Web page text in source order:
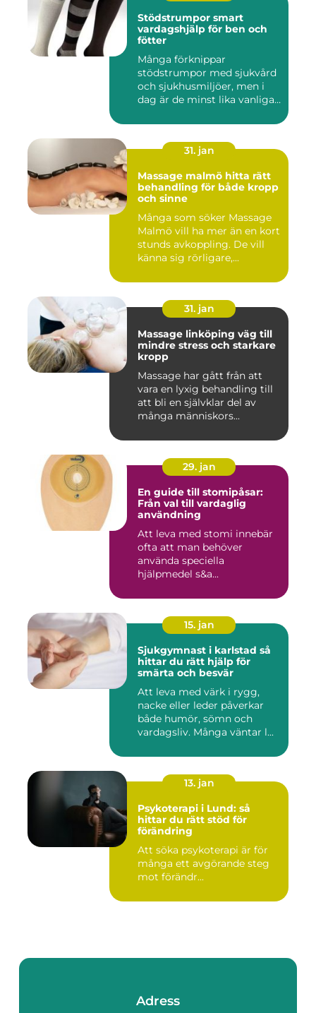
Stödstrumpor smart
vardagshjälp för ben och
fötter
Många förknippar
stödstrumpor med sjukvård
och sjukhusmiljöer, men i
dag är de minst lika vanliga
31. jan
Massage malmö hitta rätt
behandling för både kropp
och sinne
Många som söker Massage
Malmö vill ha mer än en kort
stunds avkoppling. De vill
känna sig rörligare,...
31. jan
Massage linköping väg till
mindre stress och starkare
kropp
Massage har gått från att
vara en lyxig behandling till
att bli en självklar del av
många människors...
29. jan
En guide till stomipåsar:
Från val till vardaglig
användning
Att leva med stomi innebär
ofta att man behöver
använda speciella
hjälpmedel s&a...
15. jan
Sjukgymnast i karlstad så
hittar du rätt hjälp för
smärta och besvär
Att leva med värk i rygg,
nacke eller leder påverkar
både humör, sömn och
vardagsliv. Många väntar l...
13. jan
Psykoterapi i Lund: så
hittar du rätt stöd för
förändring
Att söka psykoterapi är för
många ett avgörande steg
mot förändr...
Adress